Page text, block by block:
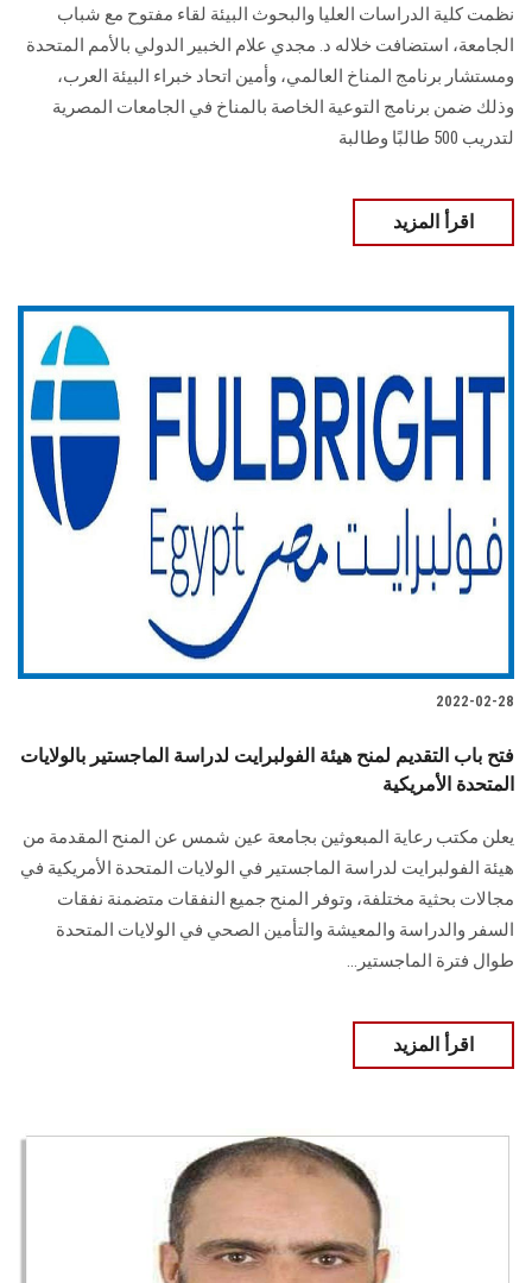
الزائـرون
سجل الان
نظمت كلية الدراسات العليا والبحوث البيئة لقاء مفتوح مع شباب
الجامعة، استضافت خلاله د. مجدي علام الخبير الدولي بالأمم المتحدة
ومستشار برنامج المناخ العالمي، وأمين اتحاد خبراء البيئة العرب،
وذلك ضمن برنامج التوعية الخاصة بالمناخ في الجامعات المصرية
لتدريب 500 طالبًا وطالبة
اقرأ المزيد
2022-02-28
فتح باب التقديم لمنح هيئة الفولبرايت لدراسة الماجستير بالولايات
المتحدة الأمريكية
يعلن مكتب رعاية المبعوثين بجامعة عين شمس عن المنح المقدمة من
هيئة الفولبرايت لدراسة الماجستير في الولايات المتحدة الأمريكية في
مجالات بحثية مختلفة، وتوفر المنح جميع النفقات متضمنة نفقات
السفر والدراسة والمعيشة والتأمين الصحي في الولايات المتحدة
طوال فترة الماجستير...
اقرأ المزيد